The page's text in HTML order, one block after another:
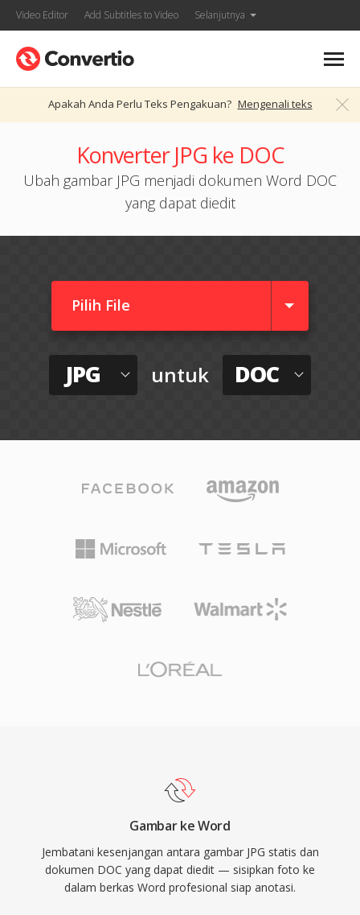
Video Editor Add Subtitles to Video Selanjutnya
Apakah Anda Perlu Teks Pengakuan? Mengenali teks
Konverter JPG ke DOC
Ubah gambar JPG menjadi dokumen Word DOC
yang dapat diedit
Pilih File
JPG untuk DOC
Gambar ke Word
Jembatani kesenjangan antara gambar JPG statis dan
dokumen DOC yang dapat diedit — sisipkan foto ke
dalam berkas Word profesional siap anotasi.